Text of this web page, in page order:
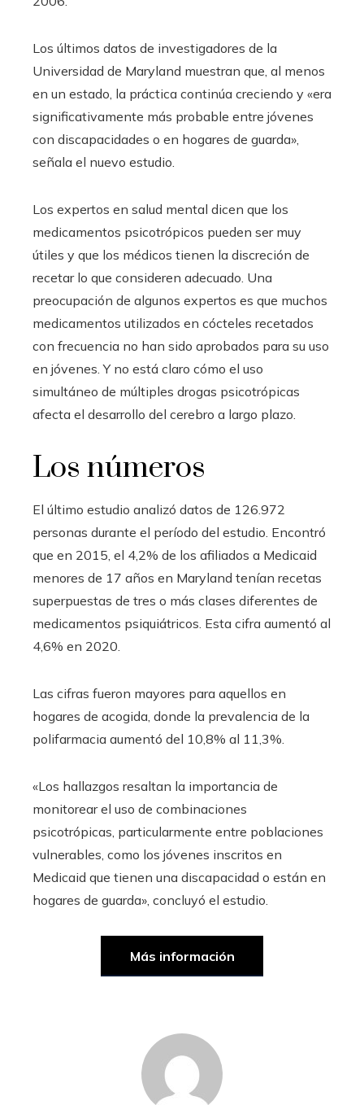
Los últimos datos de investigadores de la
Universidad de Maryland muestran que, al menos
en un estado, la práctica continúa creciendo y «era
significativamente más probable entre jóvenes
con discapacidades o en hogares de guarda»,
señala el nuevo estudio.
Los expertos en salud mental dicen que los
medicamentos psicotrópicos pueden ser muy
útiles y que los médicos tienen la discreción de
recetar lo que consideren adecuado. Una
preocupación de algunos expertos es que muchos
medicamentos utilizados en cócteles recetados
con frecuencia no han sido aprobados para su uso
en jóvenes. Y no está claro cómo el uso
simultáneo de múltiples drogas psicotrópicas
afecta el desarrollo del cerebro a largo plazo.
Los números
El último estudio analizó datos de 126.972
personas durante el período del estudio. Encontró
que en 2015, el 4,2% de los afiliados a Medicaid
menores de 17 años en Maryland tenían recetas
superpuestas de tres o más clases diferentes de
medicamentos psiquiátricos. Esta cifra aumentó al
4,6% en 2020.
Las cifras fueron mayores para aquellos en
hogares de acogida, donde la prevalencia de la
polifarmacia aumentó del 10,8% al 11,3%.
«Los hallazgos resaltan la importancia de
monitorear el uso de combinaciones
psicotrópicas, particularmente entre poblaciones
vulnerables, como los jóvenes inscritos en
Medicaid que tienen una discapacidad o están en
hogares de guarda», concluyó el estudio.
Más información